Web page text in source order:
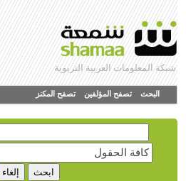
شبكة المعلومات العربية التربوية
البحث تصفح المؤلفين تصفح المكنز